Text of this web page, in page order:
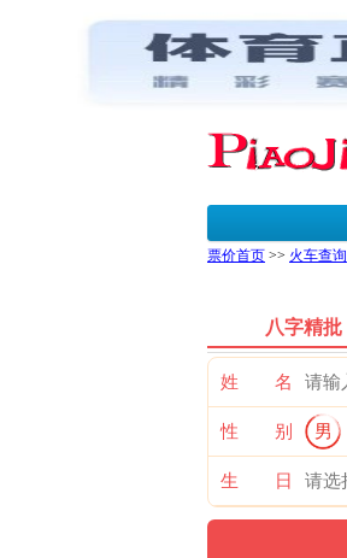
票价首页 >> 火车查询
八字精批
姓 名
性 别 男
生 日